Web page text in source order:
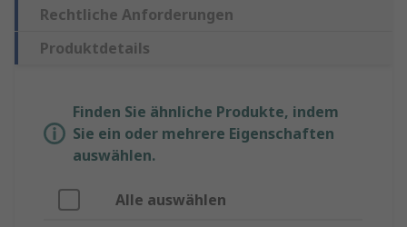
Rechtliche Anforderungen
Produktdetails
Finden Sie ähnliche Produkte, indem
Sie ein oder mehrere Eigenschaften
auswählen.
Alle auswählen